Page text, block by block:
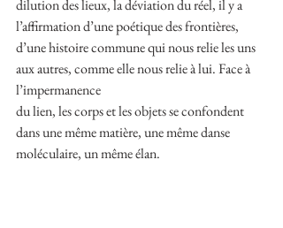
dilution des lieux, la déviation du réel, il y a
l’affirmation d’une poétique des frontières,
d’une histoire commune qui nous relie les uns
aux autres, comme elle nous relie à lui. Face à
l’impermanence
du lien, les corps et les objets se confondent
dans une même matière, une même danse
moléculaire, un même élan.